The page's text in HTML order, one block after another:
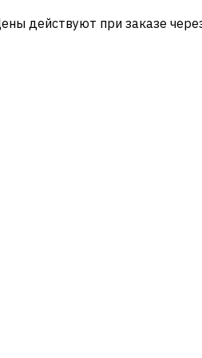
действуют при заказе